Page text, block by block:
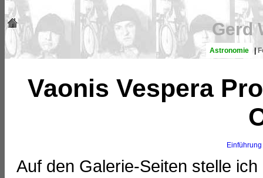
Gerd
Astronomie |
Vaonis Vespera
Einführung
Auf den Galerie-Seiten stelle